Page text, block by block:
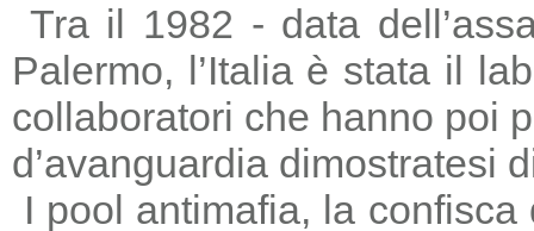
Tra il 1982 - data
Palermo, l’Italia è stata il
collaboratori che hanno poi
d’avanguardia dimostratesi
I pool antimafia, la